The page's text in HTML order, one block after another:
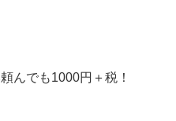
んでも1000円＋税！